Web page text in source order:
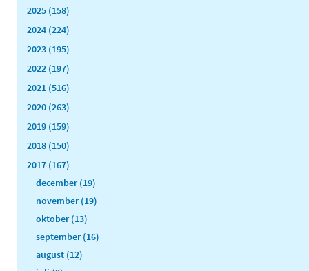
2025 (158)
2024 (224)
2023 (195)
2022 (197)
2021 (516)
2020 (263)
2019 (159)
2018 (150)
2017 (167)
december (19)
november (19)
oktober (13)
september (16)
august (12)